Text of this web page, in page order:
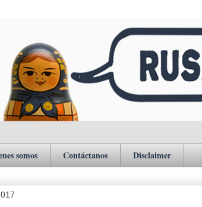
somos Contáctanos Disclaimer